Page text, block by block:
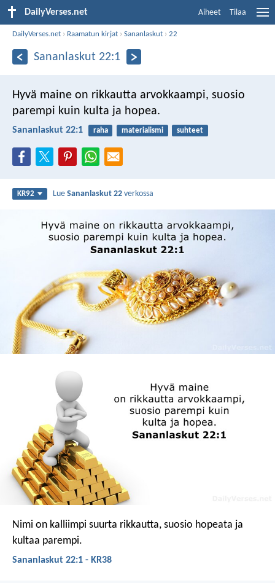
DailyVerses.net Aiheet Tilaa
DailyVerses.net › Raamatun kirjat ›Sananlaskut ›22
Sananlaskut 22:1
Hyvä maine on rikkautta arvokkaampi, suosio
parempi kuin kulta ja hopea.
Sananlaskut 22:1 raha materialismi suhteet
KR92 LueSananlaskut 22 verkossa
Nimi on kalliimpi suurta rikkautta, suosio hopeata ja
kultaa parempi.
Sananlaskut 22:1 - KR38